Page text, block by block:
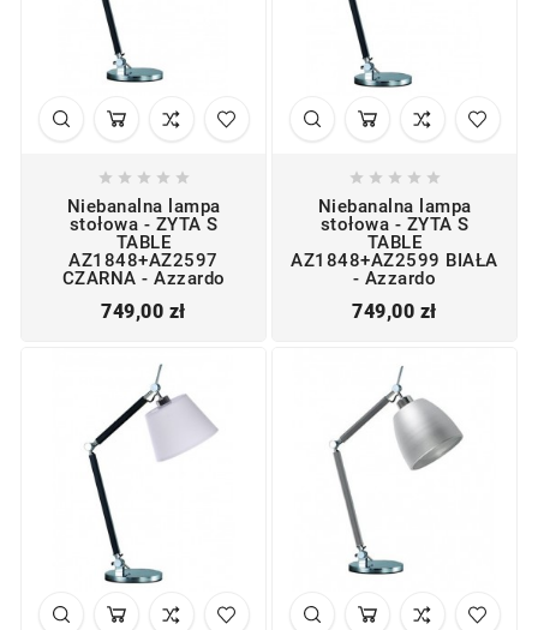
    
Niebanalna lampa
stołowa - ZYTA S
TABLE
AZ1848+AZ2597
CZARNA - Azzardo
749,00 złCena
    
Niebanalna lampa
stołowa - ZYTA S
TABLE
AZ1848+AZ2599 BIAŁA
- Azzardo
749,00 złCena